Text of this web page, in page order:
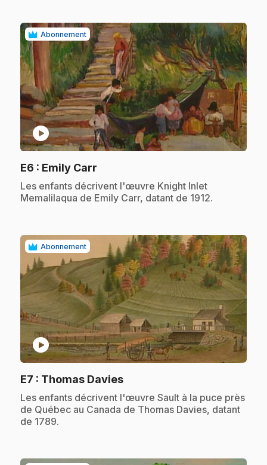
Abonnement
play_circle
E6 : Emily Carr
.Les enfants décrivent l'œuvre Knight Inlet
Memalilaqua de Emily Carr, datant de 1912.
Abonnement
play_circle
E7 : Thomas Davies.
.Les enfants décrivent l'œuvre Sault à la puce près
de Québec au Canada de Thomas Davies, datant
de 1789.